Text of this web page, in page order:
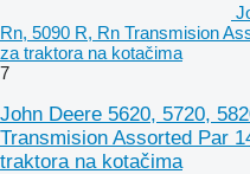
Rn, 5090 R, Rn Transmision
za traktora na kotačima
7
John Deere 5620, 5720,
Transmision Assorted Par
traktora na kotačima